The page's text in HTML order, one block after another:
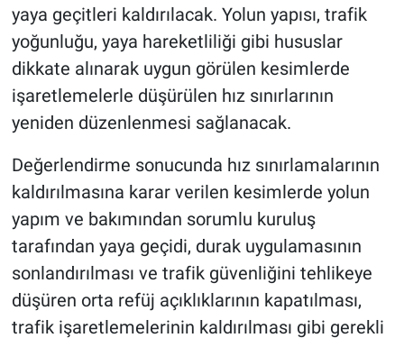
yaya geçitleri kaldırılacak. Yolun yapısı, trafik
yoğunluğu, yaya hareketliliği gibi hususlar
dikkate alınarak uygun görülen kesimlerde
işaretlemelerle düşürülen hız sınırlarının
yeniden düzenlenmesi sağlanacak.
Değerlendirme sonucunda hız sınırlamalarının
kaldırılmasına karar verilen kesimlerde yolun
yapım ve bakımından sorumlu kuruluş
tarafından yaya geçidi, durak uygulamasının
sonlandırılması ve trafik güvenliğini tehlikeye
düşüren orta refüj açıklıklarının kapatılması,
trafik işaretlemelerinin kaldırılması gibi gerekli
Türkiye'nin Geleceği
Türkiye'nin Gündemi
Yerel Gündem
Yerel Yaşam
Canlı Yayın